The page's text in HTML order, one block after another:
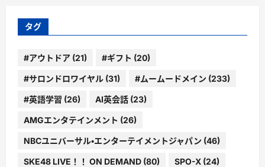
ー
タグ
#アウトドア (21) #ギフト (20)
#サロンドロワイヤル (31) #ムームードメイン (233)
#英語学習 (26) AI英会話 (23)
AMGエンタテインメント (26)
NBCユニバーサル・エンターテイメントジャパン (46)
SKE48 LIVE！！ ON DEMAND (80) SPO-X (24)